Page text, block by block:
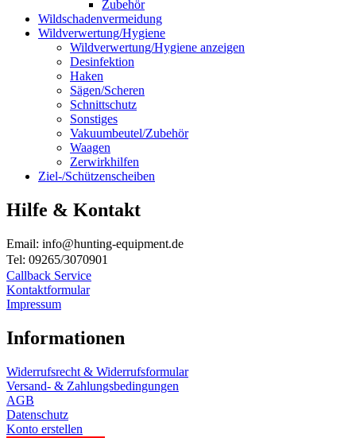
Zubehör
Wildschadenvermeidung
Wildverwertung/Hygiene
Wildverwertung/Hygiene anzeigen
Desinfektion
Haken
Sägen/Scheren
Schnittschutz
Sonstiges
Vakuumbeutel/Zubehör
Waagen
Zerwirkhilfen
Ziel-/Schützenscheiben
Hilfe & Kontakt
Email: info@hunting-equipment.de
Tel: 09265/3070901
Callback Service
Kontaktformular
Impressum
Informationen
Widerrufsrecht & Widerrufsformular
Versand- & Zahlungsbedingungen
AGB
Datenschutz
Konto erstellen